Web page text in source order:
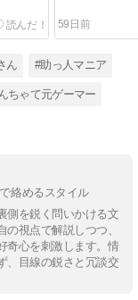
59日前
ん #助っ人マニア
ちゃて元ゲーマー
絡めるスタイル
側を鋭く問いかける文
視点で解説しつつ、
奇心を刺激します。情
、目線の鋭さと冗談交